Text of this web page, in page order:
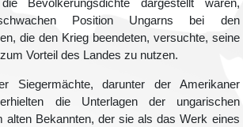
Bevölkerungsdichte dargestellt waren,
Position Ungarns bei den
die den Krieg beendeten, versuchte, seine
Vorteil des Landes zu nutzen.
Siegermächte, darunter der Amerikaner
die Unterlagen der ungarischen
alten Bekannten, der sie als das Werk eines